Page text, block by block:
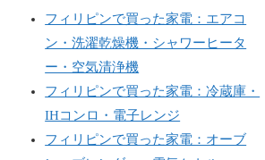
フィリピンで買った家電：エアコ
ン・洗濯乾燥機・シャワーヒータ
ー・空気清浄機
フィリピンで買った家電：冷蔵庫・
IHコンロ・電子レンジ
フィリピンで買った家電：オーブ